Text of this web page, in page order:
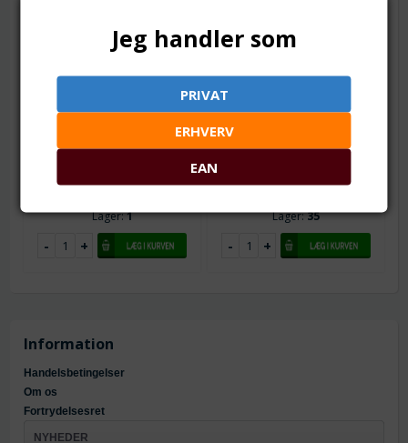
Wire beskytter.
Kirurgisk stål. 4x6 mm. 5
Fra 1
14,00DKK
DKK
Fra 5
Lager:1
Wire beskytter.
Kirurgisk stål. 5x6 mm. 5
Fra 1
14,00DKK
Fra 2
DKK
Lager:35
Information
Handelsbetingelser
Om os
Fortrydelsesret
NYHEDER
Jeg handler som
PRIVAT
ERHVERV
EAN